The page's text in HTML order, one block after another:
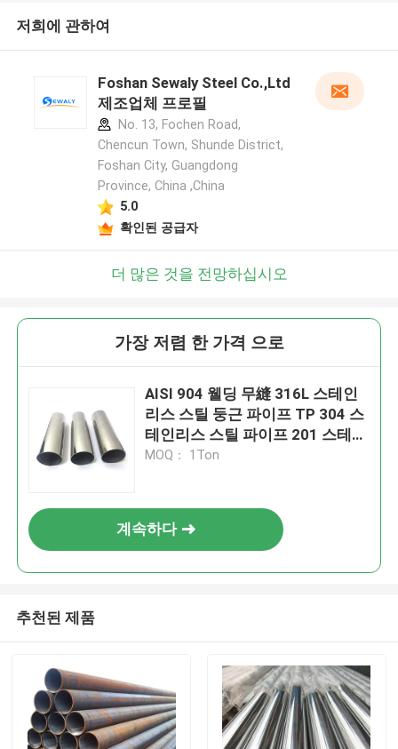
저희에 관하여
Foshan Sewaly Steel Co.,Ltd
제조업체 프로필
No. 13, Fochen Road,
Chencun Town, Shunde District,
Foshan City, Guangdong
Province, China ,China
5.0
확인된 공급자
더 많은 것을 전망하십시오
가장 저렴 한 가격 으로
AISI 904 웰딩 무縫 316L 스테인
리스 스틸 둥근 파이프 TP 304 스
테인리스 스틸 파이프 201 스테인
리스 스틸 정면 튜브
MOQ： 1Ton
계속하다
추천된 제품